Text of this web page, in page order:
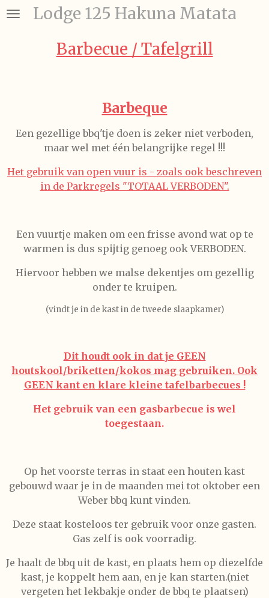
Ga
Lodge 125 Hakuna Matata
Barbecue / Tafelgrill
Barbeque
Een gezellige bbq'tje doen is zeker niet verboden,
maar wel met één belangrijke regel !!!
Het gebruik van open vuur is - zoals ook beschreven
in de Parkregels "TOTAAL VERBODEN".
Een vuurtje maken om een frisse avond wat op te
warmen is dus spijtig genoeg ook VERBODEN.
Hiervoor hebben we malse dekentjes om gezellig
onder te kruipen.
(vindt je in de kast in de tweede slaapkamer)
Dit houdt ook in dat je GEEN
houtskool/briketten/kokos mag gebruiken. Ook
GEEN kant en klare kleine tafelbarbecues !
Het gebruik van een gasbarbecue is wel
toegestaan.
Op het voorste terras in staat een houten kast
gebouwd waar je in de maanden mei tot oktober een
Weber bbq kunt vinden.
Deze staat kosteloos ter gebruik voor onze gasten.
Gas zelf is ook voorradig.
Je haalt de bbq uit de kast, en plaats hem op diezelfde
kast, je koppelt hem aan, en je kan starten.(niet
vergeten het lekbakje onder de bbq te plaatsen)